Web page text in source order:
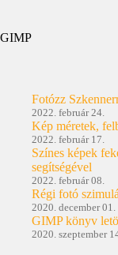
GIMP
Fotózz
2022. február 24.
Kép méretek,
2022. február 17.
Színes képek
segítségével
2022. február 08.
Régi fotó
2020. december 01.
GIMP könyv
2020. szeptember